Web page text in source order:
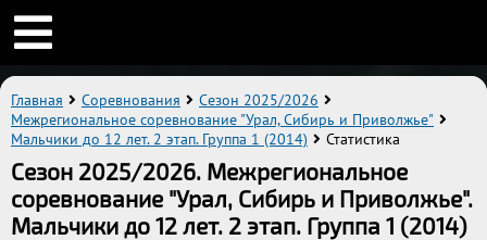
Главная Соревнования
Сезон 2025/2026
Межрегиональное соревнование "Урал, Сибирь и Приволжье"
Мальчики до 12 лет. 2 этап. Группа 1 (2014)
Статистика
Сезон 2025/2026. Межрегиональное
соревнование "Урал, Сибирь и Приволжье".
Мальчики до 12 лет. 2 этап. Группа 1 (2014)